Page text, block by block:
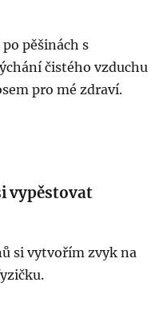
pěšinách s
čistého vzduchu
pro mé zdraví.
vypěstovat
si vytvořím zvyk na